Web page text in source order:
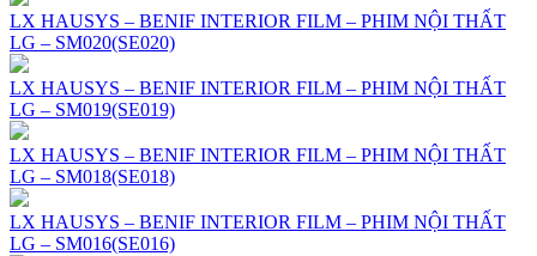
LX HAUSYS – BENIF INTERIOR FILM – PHIM NỘI THẤT
LG – SM020(SE020)
LX HAUSYS – BENIF INTERIOR FILM – PHIM NỘI THẤT
LG – SM019(SE019)
LX HAUSYS – BENIF INTERIOR FILM – PHIM NỘI THẤT
LG – SM018(SE018)
LX HAUSYS – BENIF INTERIOR FILM – PHIM NỘI THẤT
LG – SM016(SE016)